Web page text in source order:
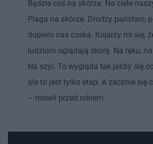
Będzie coś na skórze. Na ciele
Plaga na skórze. Drodzy państwo,
dopiero nas czeka. Kojarzy mi się,
ludziom oglądają skórę. Na ręku, na
Na szyi. To wygląda tak jakby się
ale to jest tylko etap. A zacznie się
– mówił przed rokiem.